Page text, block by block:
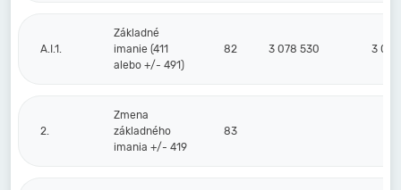
A.I.1.
Základné
imanie (411
alebo +/- 491)
82 3 078 530 3
2.
Zmena
základného
imania +/- 419
83